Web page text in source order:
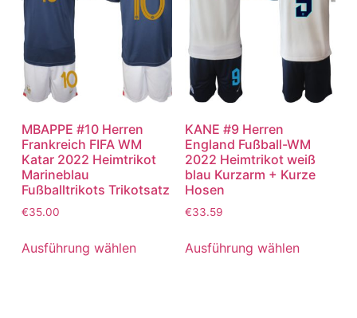
MBAPPE #10 Herren
Frankreich FIFA WM
Katar 2022 Heimtrikot
Marineblau
Fußballtrikots Trikotsatz
€35.00
Ausführung wählen
KANE #9 Herren
England Fußball-WM
2022 Heimtrikot weiß
blau Kurzarm + Kurze
Hosen
€33.59
Ausführung wählen